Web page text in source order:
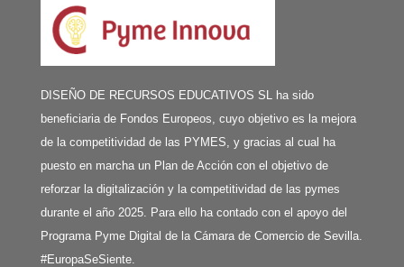
DISEÑO DE RECURSOS EDUCATIVOS SL ha sido
beneficiaria de Fondos Europeos, cuyo objetivo es la mejora
de la competitividad de las PYMES, y gracias al cual ha
puesto en marcha un Plan de Acción con el objetivo de
reforzar la digitalización y la competitividad de las pymes
durante el año 2025. Para ello ha contado con el apoyo del
Programa Pyme Digital de la Cámara de Comercio de Sevilla.
#EuropaSeSiente.